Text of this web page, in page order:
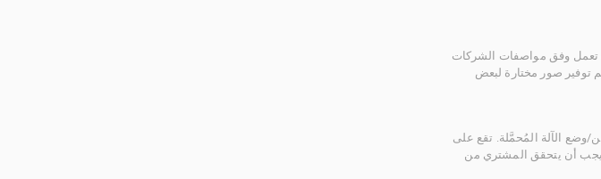
تعمل وفق مواصفات الشركات
توفير صور مختارة لبعض
وضع الآلة المُحمَّلة. تقع على
يجب أن يتحقق المشتري من